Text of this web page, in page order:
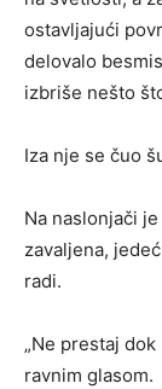
ostavljajući
delovalo
izbriše nešto
Iza nje se čuo
Na naslonjači
zavaljena,
radi.
„Ne prestaj
ravnim glasom.